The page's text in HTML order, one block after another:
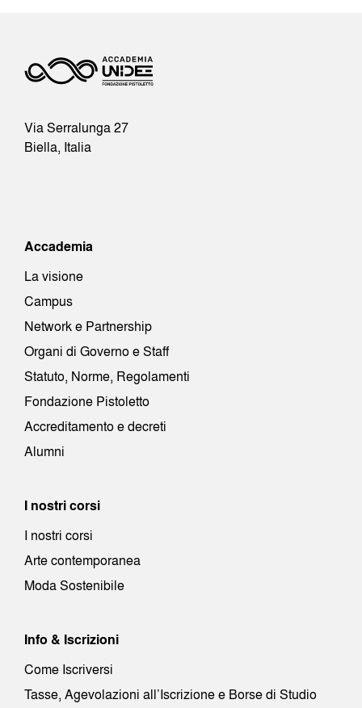
Via Serralunga 27
Biella, Italia
Accademia
La visione
Campus
Network e Partnership
Organi di Governo e Staff
Statuto, Norme, Regolamenti
Fondazione Pistoletto
Accreditamento e decreti
Alumni
I nostri corsi
I nostri corsi
Arte contemporanea
Moda Sostenibile
Info & Iscrizioni
Come Iscriversi
Tasse, Agevolazioni all’Iscrizione e Borse di Studio